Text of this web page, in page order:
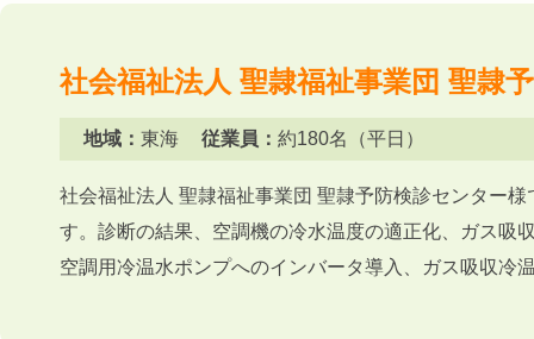
社会福祉法人 聖隷福祉事業団 聖隷
地域： 東海 従業員： 約180名（平日）
社会福祉法人 聖隷福祉事業団 聖隷予防検診センター
す。診断の結果、空調機の冷水温度の適正化、ガス吸
空調用冷温水ポンプへのインバータ導入、ガス吸収冷